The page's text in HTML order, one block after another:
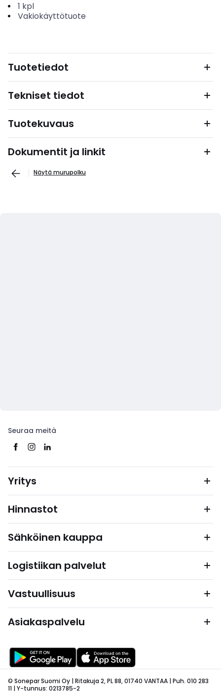
1 kpl
Vakiokäyttötuote
Tuotetiedot
Tekniset tiedot
Tuotekuvaus
Dokumentit ja linkit
Näytä murupolku
Seuraa meitä
Yritys
Hinnastot
Sähköinen kauppa
Logistiikan palvelut
Vastuullisuus
Asiakaspalvelu
© Sonepar Suomi Oy | Ritakuja 2, PL 88, 01740 VANTAA | Puh. 010 283
11 | Y-tunnus: 0213785-2